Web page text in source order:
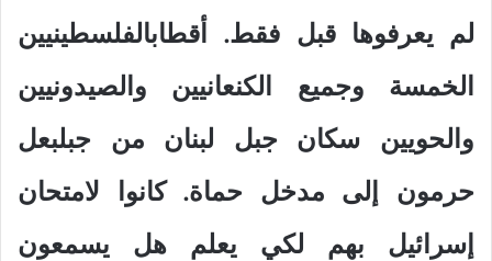
لم يعرفوها قبل فقط. أقطابالفلسطينيين
الخمسة وجميع الكنعانيين والصيدونيين
والحويين سكان جبل لبنان من جبلبعل
حرمون إلى مدخل حماة. كانوا لامتحان
إسرائيل بهم لكي يعلم هل يسمعون